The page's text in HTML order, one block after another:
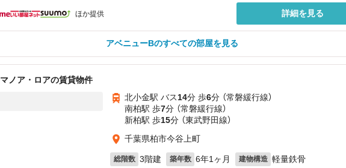
ほか提供 詳細を見る
アベニューBのすべての部屋を見る
マノア・ロアの賃貸物件
北小金駅 バス14分 歩6分 （常磐緩行線）
南柏駅 歩7分 （常磐緩行線）
新柏駅 歩15分 （東武野田線）
千葉県柏市今谷上町
総階数 3階建 築年数 6年1ヶ月 建物構造 軽量鉄骨